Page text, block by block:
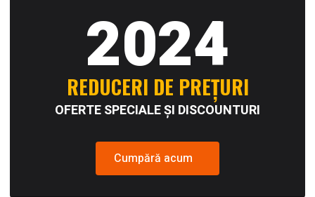
2024
REDUCERI DE PREȚURI
OFERTE SPECIALE ȘI DISCOUNTURI
Cumpără acum